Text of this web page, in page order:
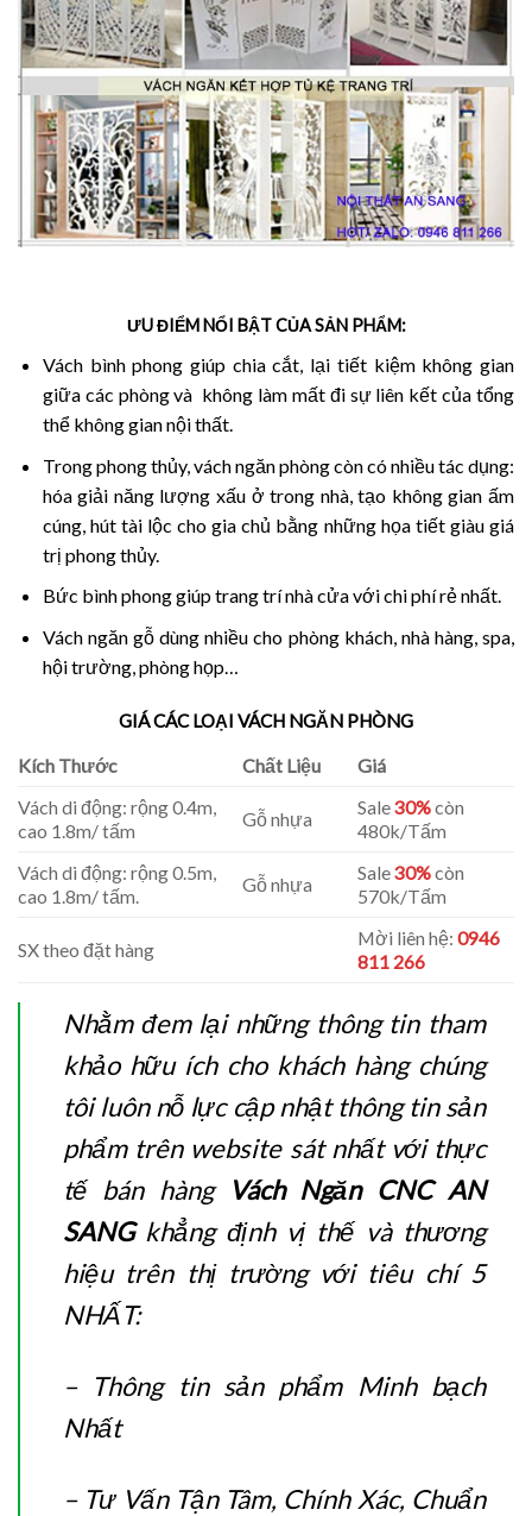
ƯU ĐIỂM NỔI BẬT CỦA SẢN PHẨM:
Vách bình phong giúp chia cắt, lại tiết kiệm không gian
giữa các phòng và không làm mất đi sự liên kết của tổng
thể không gian nội thất.
Trong phong thủy, vách ngăn phòng còn có nhiều tác dụng:
hóa giải năng lượng xấu ở trong nhà, tạo không gian ấm
cúng, hút tài lộc cho gia chủ bằng những họa tiết giàu giá
trị phong thủy.
Bức bình phong giúp trang trí nhà cửa với chi phí rẻ nhất.
Vách ngăn gỗ dùng nhiều cho phòng khách, nhà hàng, spa,
hội trường, phòng họp…
GIÁ CÁC LOẠI VÁCH NGĂN PHÒNG
Kích Thước Chất Liệu
Giá
Vách di động: rộng 0.4m,
cao 1.8m/ tấm
Gỗ nhựa
Sale30%còn
480k/Tấm
Vách di động: rộng 0.5m,
cao 1.8m/ tấm.
Gỗ nhựa
Sale30%còn
570k/Tấm
SX theo đặt hàng
Mời liên hệ:0946
811 266
Nhằm đem lại những thông tin tham
khảo hữu ích cho khách hàng chúng
tôi luôn nỗ lực cập nhật thông tin sản
phẩm trên website sát nhất với thực
tế bán hàng Vách Ngăn CNC AN
SANGkhẳng định vị thế và thương
hiệu trên thị trường với tiêu chí 5
NHẤT:
– Thông tin sản phẩm Minh bạch
Nhất
– Tư Vấn Tận Tâm, Chính Xác, Chuẩn